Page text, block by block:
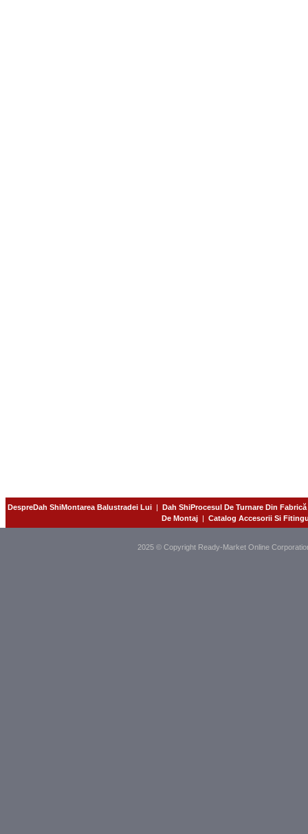
DespreDah ShiMontarea Balustradei Lui | Dah ShiProcesul De Turnare Din
De Montaj | Catalog Accesorii Si
2025 © Copyright Ready-Market Online